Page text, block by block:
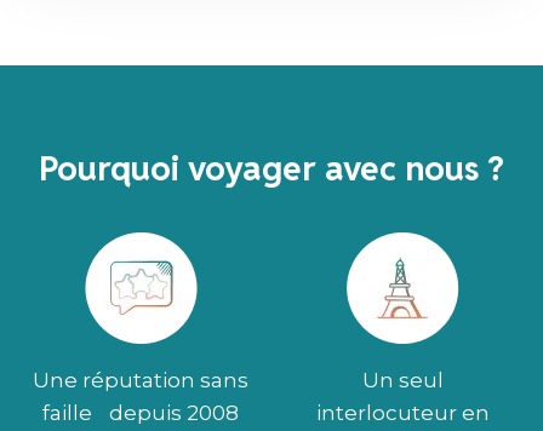
Pourquoi voyager avec nous ?
Une réputation sans
faille depuis 2008
Un seul
interlocuteur en